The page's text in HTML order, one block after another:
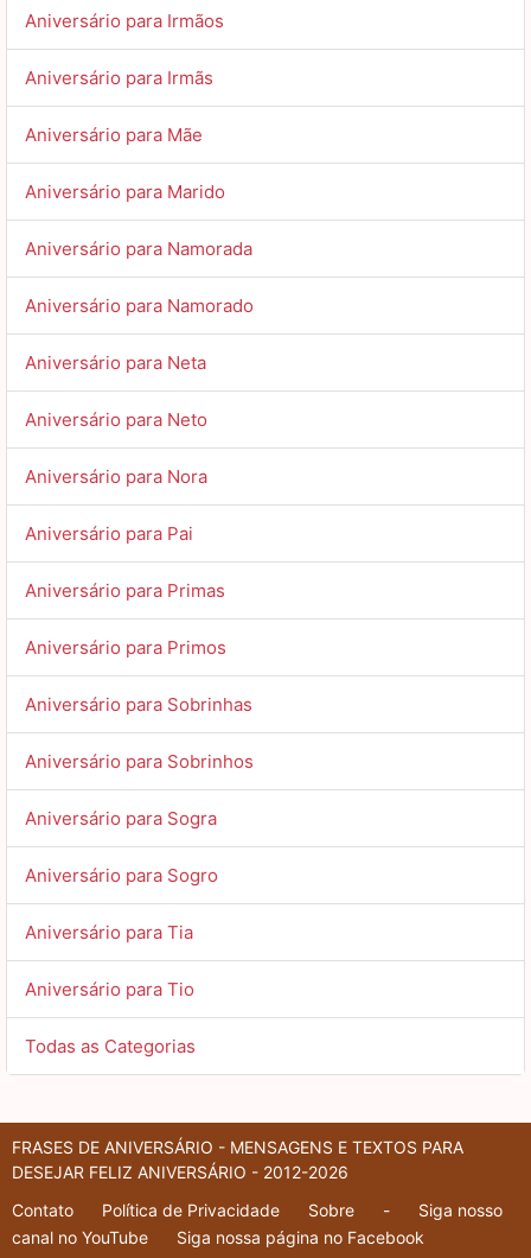
Aniversário para Irmãos
Aniversário para Irmãs
Aniversário para Mãe
Aniversário para Marido
Aniversário para Namorada
Aniversário para Namorado
Aniversário para Neta
Aniversário para Neto
Aniversário para Nora
Aniversário para Pai
Aniversário para Primas
Aniversário para Primos
Aniversário para Sobrinhas
Aniversário para Sobrinhos
Aniversário para Sogra
Aniversário para Sogro
Aniversário para Tia
Aniversário para Tio
Todas as Categorias
FRASES DE ANIVERSÁRIO - MENSAGENS E TEXTOS PARA
DESEJAR FELIZ ANIVERSÁRIO - 2012-2026
Contato
Política de Privacidade Sobre -
Siga nosso
canal no YouTube
Siga nossa página no Facebook